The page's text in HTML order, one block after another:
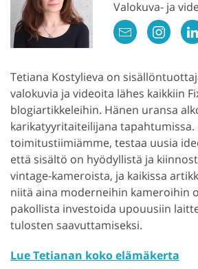
Valokuva- ja
Tetiana Kostylieva on
valokuvia ja videoita lähes kaikkiin
blogiartikkeleihin. Hänen uransa
karikatyyritaiteilijana tapahtumissa.
toimitustiimiämme, testaa uusia
että sisältö on hyödyllistä ja
vintage-kameroista, ja kaikissa
niitä aina moderneihin kameroihin
pakollista investoida upouusiin
tulosten saavuttamiseksi.
Lue Tetianan koko elämäkerta